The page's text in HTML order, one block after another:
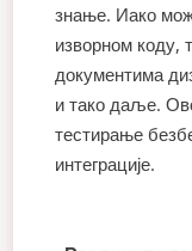
знање. Иако
изворном коду,
документима
и тако даље.
тестирање
интеграције.